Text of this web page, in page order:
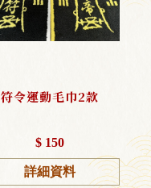
符令運動毛巾2款
$ 150
詳細資料